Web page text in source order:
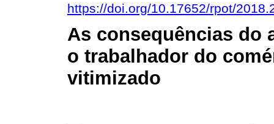
https://doi.org/10.17652/rpot/
As consequências do
o trabalhador do
vitimizado